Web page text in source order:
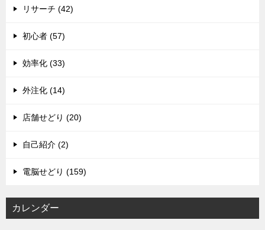
リサーチ (42)
初心者 (57)
効率化 (33)
外注化 (14)
店舗せどり (20)
自己紹介 (2)
電脳せどり (159)
カレンダー